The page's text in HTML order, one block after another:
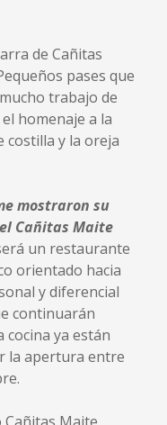
de Cañitas
pases que
trabajo de
homenaje a la
costilla y la oreja
mostraron su
Cañitas Maite
un restaurante
orientado hacia
y diferencial
continuarán
cocina ya están
la apertura entre